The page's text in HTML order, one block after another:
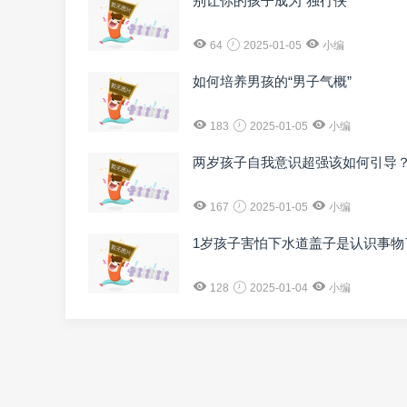
64 2025-01-05 小编
如何培养男孩的“男子气概”
183 2025-01-05 小编
两岁孩子自我意识超强该如何引导？
167 2025-01-05 小编
1岁孩子害怕下水道盖子是认识事物
128 2025-01-04 小编